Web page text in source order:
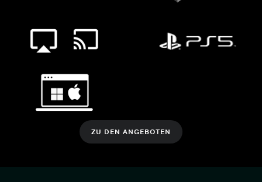
ZU DEN ANGEBOTEN